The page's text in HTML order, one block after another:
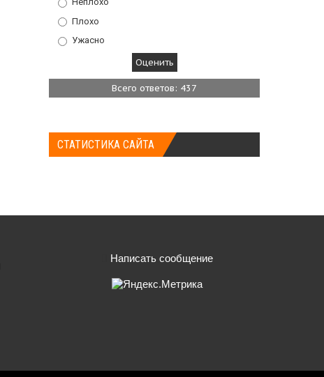
Плохо
Ужасно
Всего ответов: 437
СТАТИСТИКА САЙТА
Написать сообщение